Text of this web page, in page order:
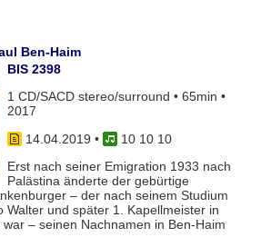
Ben-Haim
BIS 2398
1 CD/SACD stereo/surround • 65min •
2017
14.04.2019 •
10 10 10
Erst nach seiner Emigration 1933 nach
Palästina änderte der gebürtige
– der nach seinem Studium
Walter und später 1. Kapellmeister in
– seinen Nachnamen in Ben-Haim